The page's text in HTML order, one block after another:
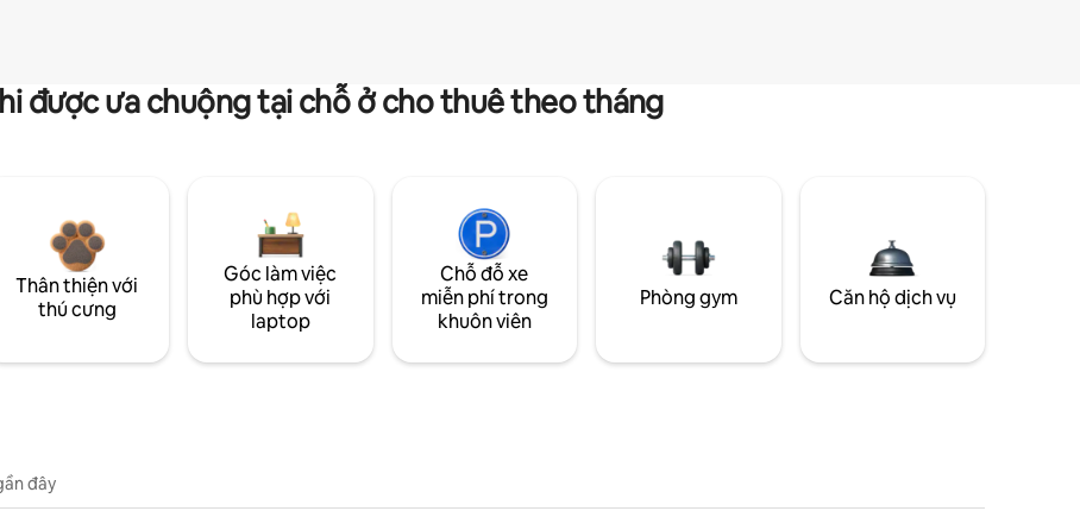
được ưa chuộng tại chỗ ở cho thuê theo tháng
Thân thiện với
thú cưng
Góc làm việc
phù hợp với
laptop
Chỗ đỗ xe
miễn phí trong
khuôn viên
Phòng gym Căn hộ dịch vụ
đây